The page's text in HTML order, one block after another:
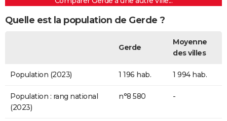
Quelle est la population de Gerde ?
Gerde
Moyenne
des villes
Population (2023) 1 196 hab. 1 994 hab.
Population : rang national
(2023)
n°8 580 -